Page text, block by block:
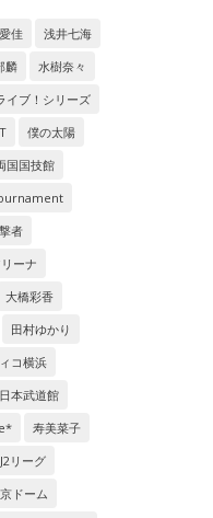
佳
浅井七海
麟
水樹奈々
イブ！シリーズ
僕の太陽
国国技館
者
ーナ
大橋彩香
田村ゆかり
コ横浜
日本武道館
寿美菜子
J2リーグ
ドーム